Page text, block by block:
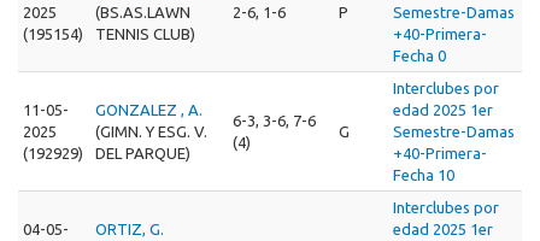
2025
(195154)
(BS.AS.LAWN
TENNIS CLUB)
2-6, 1-6 P
Semestre-Damas
+40-Primera-
Fecha 0
11-05-
2025
(192929)
GONZALEZ , A.
(GIMN. Y ESG. V.
DEL PARQUE)
6-3, 3-6, 7-6
(4)
G
Interclubes por
edad 2025 1er
Semestre-Damas
+40-Primera-
Fecha 10
04-05- ORTIZ, G.
Interclubes por
edad 2025 1er